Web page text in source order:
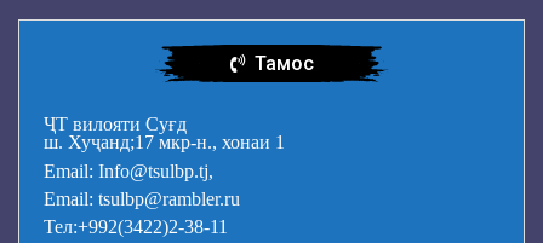
Тамос
ҶТ вилояти Суғд
ш. Хуҷанд;17 мкр-н., хонаи 1
Email: Info@tsulbp.tj,
Email: tsulbp@rambler.ru
Тел:+992(3422)2-38-11